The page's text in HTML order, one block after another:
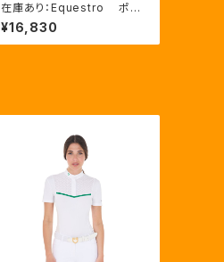
在庫あり：Equestro ポケ
ットいっぱいグルーミングバッ
グ（ETS02013）
¥16,830